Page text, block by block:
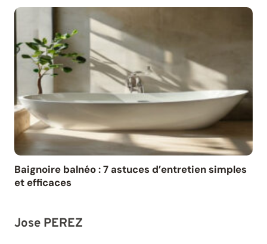
Baignoire balnéo : 7 astuces d’entretien simples
et efficaces
Jose PEREZ